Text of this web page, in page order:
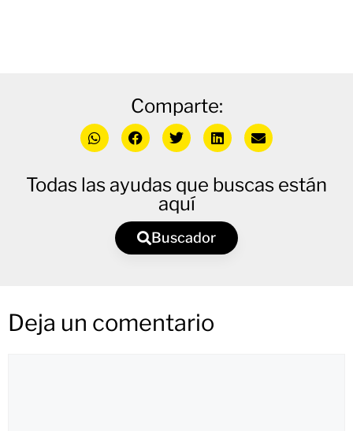
Comparte:
Todas las ayudas que buscas están
aquí
Buscador
Deja un comentario